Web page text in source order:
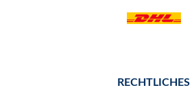
RECHTLICHES